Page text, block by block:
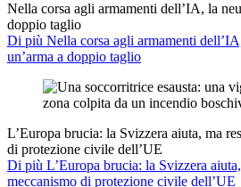
Nella corsa agli armamenti dell’IA, la
doppio taglio
Di più Nella corsa agli armamenti
un’arma a doppio taglio
L’Europa brucia: la Svizzera aiuta, ma
di protezione civile dell’UE
Di più L’Europa brucia: la Svizzera
meccanismo di protezione civile dell’UE